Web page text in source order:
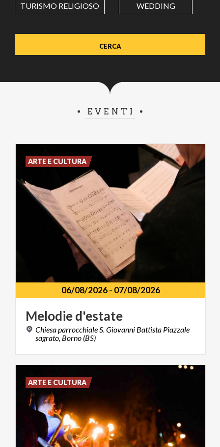
Value in decimal degrees. Use dot (.) as decimal separator.
TURISMO RELIGIOSO WEDDING
EVENTI
06/08/2026- 07/08/2026
Melodied'estate
Chiesa parrocchiale S. Giovanni Battista Piazzale
sagrato, Borno (BS)
ARTE E CULTURA
ARTE E CULTURA